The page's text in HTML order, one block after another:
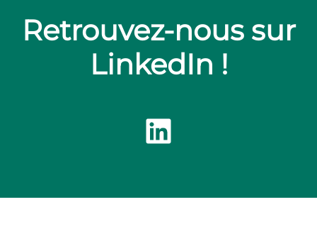
Retrouvez-nous sur
LinkedIn !